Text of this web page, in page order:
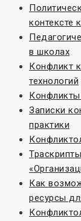
контексте
в школах
Конфликт
технологий
Записки
практики
Как
ресурсы